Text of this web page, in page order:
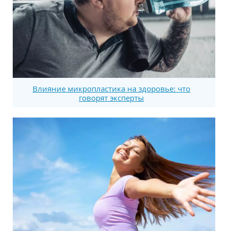
Влияние микропластика на здоровье: что
говорят эксперты